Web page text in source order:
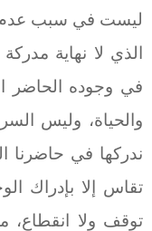
ليست في سبب عدم
الذي لا نهاية
في وجوده الحاضر
والحياة، وليس
ندركها في حاضرنا
تقاس إلا بإدراك
توقف ولا انقطاع،